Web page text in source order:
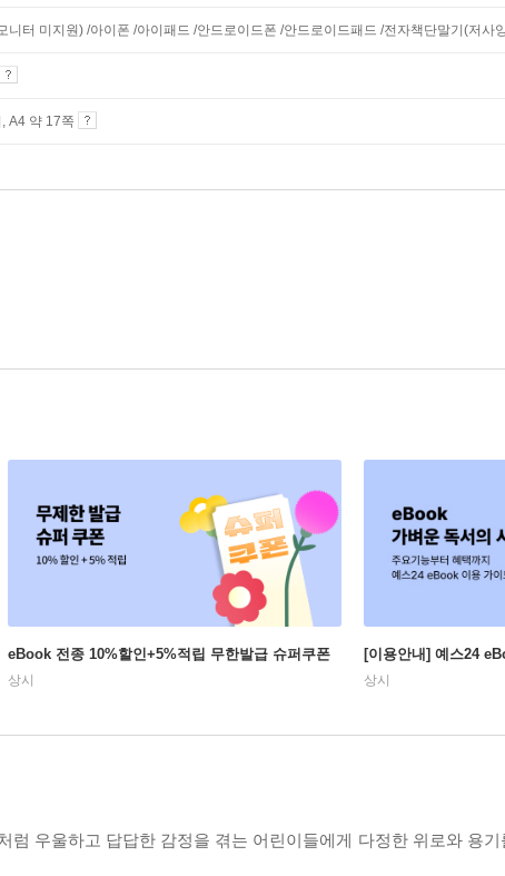
니터 미지원) /아이폰 /아이패드 /안드로이드폰 /안드로이드패드 /전자책단말기(저사
A4 약 17쪽
eBook 전종 10%할인+5%적립 무한발급 슈퍼쿠폰
상시
[이용안내] 예스24
상시
럼 우울하고 답답한 감정을 겪는 어린이들에게 다정한 위로와 용